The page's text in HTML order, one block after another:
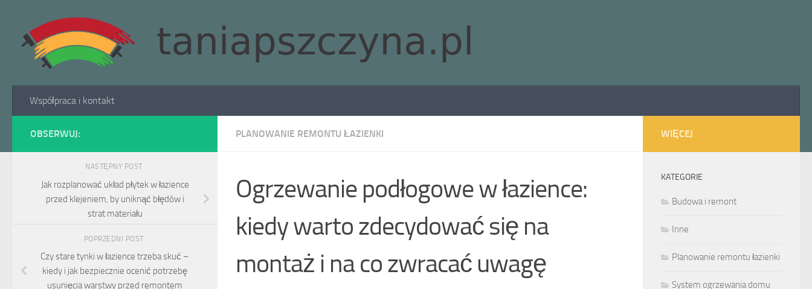
Skip to content
Współpraca i kontakt
PLANOWANIE REMONTU ŁAZIENKI
Ogrzewanie podłogowe w łazience:
kiedy warto zdecydować się na
montaż i na co zwracać uwagę
OBSERWUJ:
NASTĘPNY POST
Jak rozplanować układ płytek w łazience
przed klejeniem, by uniknąć błędów i
strat materiału
POPRZEDNI POST
Czy stare tynki w łazience trzeba skuć –
kiedy i jak bezpiecznie ocenić potrzebę
usunięcia warstwy przed remontem
WIĘCEJ
KATEGORIE
Budowa i remont
Inne
Planowanie remontu łazienki
System ogrzewania domu